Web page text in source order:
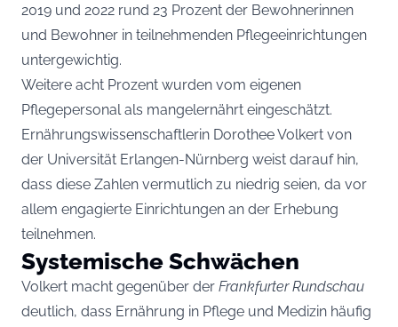
2019 und 2022 rund 23 Prozent der Bewohnerinnen
und Bewohner in teilnehmenden Pflegeeinrichtungen
untergewichtig.
Weitere acht Prozent wurden vom eigenen
Pflegepersonal als mangelernährt eingeschätzt.
Ernährungswissenschaftlerin Dorothee Volkert von
der Universität Erlangen-Nürnberg weist darauf hin,
dass diese Zahlen vermutlich zu niedrig seien, da vor
allem engagierte Einrichtungen an der Erhebung
teilnehmen.
Systemische Schwächen
Volkert macht gegenüber der Frankfurter Rundschau
deutlich, dass Ernährung in Pflege und Medizin häufig